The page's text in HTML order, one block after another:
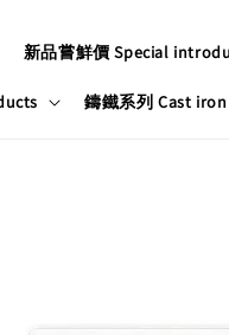
新品嘗鮮價 Special
鑄鐵系列 Cast